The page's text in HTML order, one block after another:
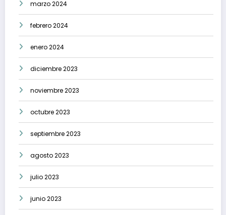
marzo 2024
febrero 2024
enero 2024
diciembre 2023
noviembre 2023
octubre 2023
septiembre 2023
agosto 2023
julio 2023
junio 2023